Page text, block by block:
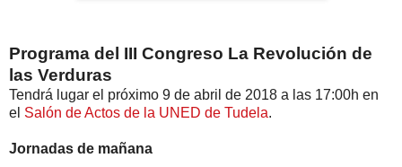
Programa del III Congreso La Revolución de
las Verduras
Tendrá lugar el próximo 9 de abril de 2018 a las 17:00h en
el Salón de Actos de la UNED de Tudela.
Jornadas de mañana